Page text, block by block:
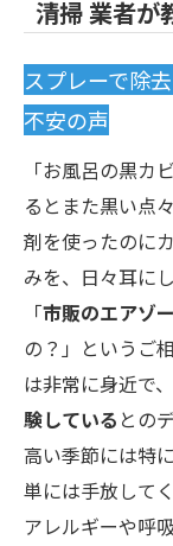
清掃 業者が
スプレーで除
不安の声
「お風呂の黒カ
るとまた黒い点
剤を使ったのに
みを、日々耳に
「市販のエアゾ
の？」というご
は非常に身近で、
験している との
高い季節には特
単には手放して
アレルギーや呼